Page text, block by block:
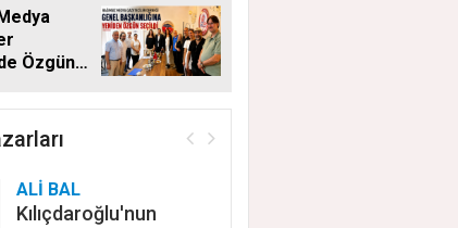
Özgün
ALİ BAL
Kılıçdaroğlu'nun